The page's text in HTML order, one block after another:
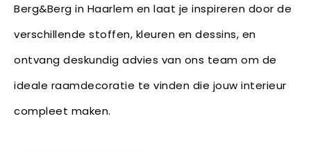
Berg&Berg in Haarlem en laat je inspireren door de
verschillende stoffen, kleuren en dessins, en
ontvang deskundig advies van ons team om de
ideale raamdecoratie te vinden die jouw interieur
compleet maken.